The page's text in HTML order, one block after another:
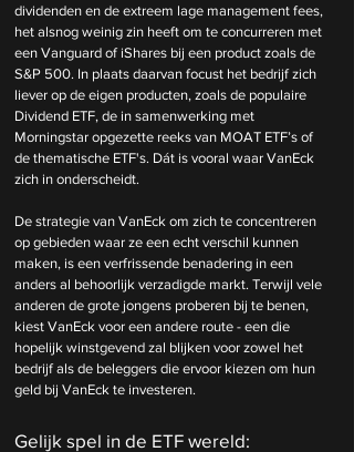
dividenden en de extreem lage management fees,
het alsnog weinig zin heeft om te concurreren met
een Vanguard of iShares bij een product zoals de
S&P 500. In plaats daarvan focust het bedrijf zich
liever op de eigen producten, zoals de populaire
Dividend ETF, de in samenwerking met
Morningstar opgezette reeks van MOAT ETF’s of
de thematische ETF's. Dát is vooral waar VanEck
zich in onderscheidt.
De strategie van VanEck om zich te concentreren
op gebieden waar ze een echt verschil kunnen
maken, is een verfrissende benadering in een
anders al behoorlijk verzadigde markt. Terwijl vele
anderen de grote jongens proberen bij te benen,
kiest VanEck voor een andere route - een die
hopelijk winstgevend zal blijken voor zowel het
bedrijf als de beleggers die ervoor kiezen om hun
geld bij VanEck te investeren.
Gelijk spel in de ETF wereld: